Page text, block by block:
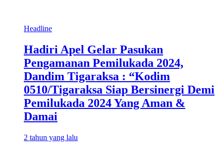
Headline
Hadiri Apel Gelar Pasukan
Pengamanan Pemilukada 2024,
Dandim Tigaraksa : “Kodim
0510/Tigaraksa Siap Bersinergi Demi
Pemilukada 2024 Yang Aman &
Damai
2 tahun yang lalu